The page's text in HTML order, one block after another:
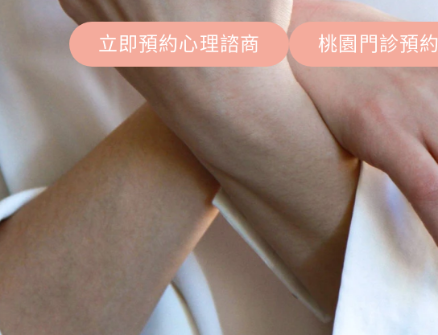
立即預約心理諮商 桃園門診預約
擁抱心理諮商所
02-8792-0568​
thisismentalhugs@gmail.com
114 台北市內湖區成功路四段32號4樓